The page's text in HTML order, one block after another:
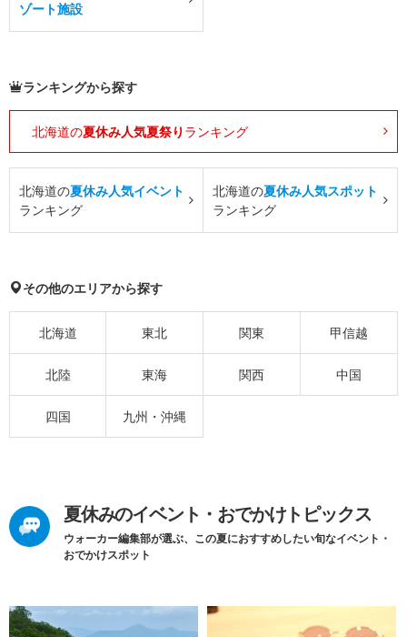
ゾート施設
ランキングから探す
北海道の夏休み人気夏祭り ランキング
北海道の夏休み人気イベント
ランキング
北海道の夏休み人気スポット
ランキング
その他のエリアから探す
北海道 東北 関東 甲信越
北陸 東海 関西 中国
四国 九州・沖縄
夏休みのイベント・おでかけトピックス
ウォーカー編集部が選ぶ、この夏におすすめしたい旬なイベント・
おでかけスポット